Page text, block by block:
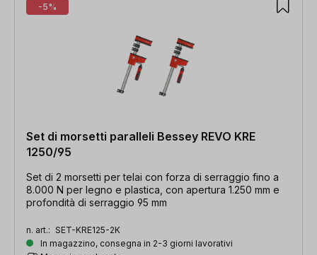
-5%
Set di morsetti paralleli Bessey REVO KRE
1250/95
Set di 2 morsetti per telai con forza di serraggio fino a
8.000 N per legno e plastica, con apertura 1.250 mm e
profondità di serraggio 95 mm
n. art.: SET-KRE125-2K
In magazzino, consegna in 2-3 giorni lavorativi